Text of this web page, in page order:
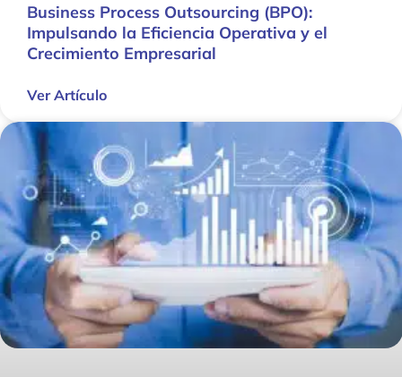
Business Process Outsourcing (BPO):
Impulsando la Eficiencia Operativa y el
Crecimiento Empresarial
Ver Artículo